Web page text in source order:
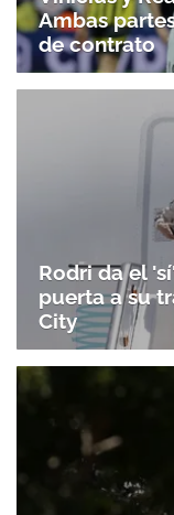
Ambas
de contrato
Rodri da el
puerta a su
City